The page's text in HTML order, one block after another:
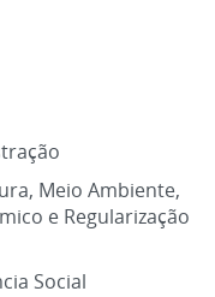
Meio Ambiente,
e Regularização
Social